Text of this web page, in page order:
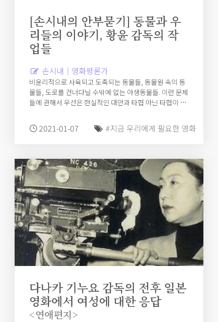
[손시내의 안부묻기] 동물과 우
리들의 이야기, 황윤 감독의 작
업들
손시내｜영화평론가
비윤리적으로 사육되고 도축되는 동물들, 동물원 속의 동
물들, 도로를 건너다닐 수밖에 없는 야생동물들. 이런 문제
들에 관해서 우선은 현실적인 대안과 타협 아닌 타협이 필
인 그 지점을 바라보기를 포기하지 않는다.
2021-01-07 #지금 우리에게 필요한 영화
다나카 기누요 감독의 전후 일본
영화에서 여성에 대한 응답
<연애편지>